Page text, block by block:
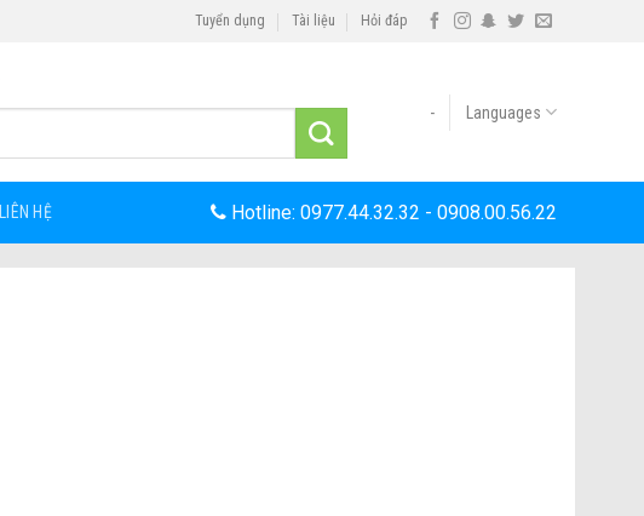
Tuyển dụng Tài liệu Hỏi đáp
-
Languages
LIÊN HỆ Hotline: 0977.44.32.32 - 0908.00.56.22